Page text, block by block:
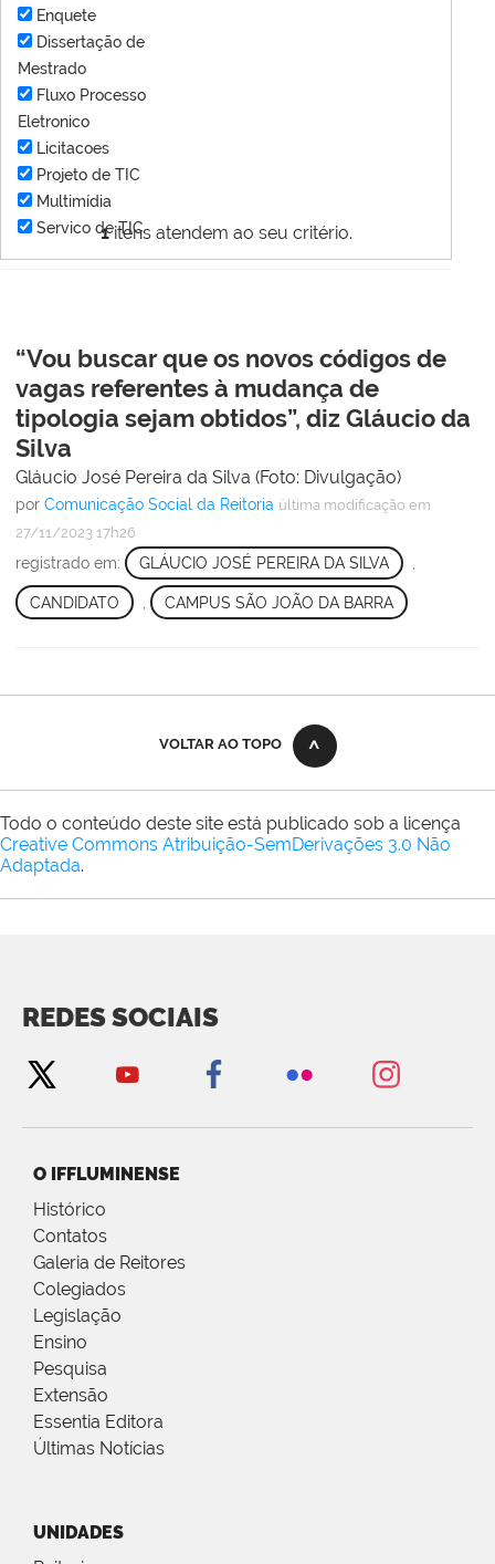
1itens atendem ao seu critério.
Enquete
Dissertação de
Mestrado
Fluxo Processo
Eletronico
Licitacoes
Projeto de TIC
Multimídia
Servico de TIC
“Vou buscar que os novos códigos de
vagas referentes à mudança de
tipologia sejam obtidos”, diz Gláucio da
Silva
Gláucio José Pereira da Silva (Foto: Divulgação)
por Comunicação Social da Reitoria última modificação em
27/11/2023 17h26
registrado em: GLÁUCIO JOSÉ PEREIRA DA SILVA
CANDIDATO CAMPUS SÃO JOÃO DA BARRA
VOLTAR AO TOPO
Todo o conteúdo deste site está publicado sob a licença
Creative Commons Atribuição-SemDerivações 3.0 Não
Adaptada.
REDES SOCIAIS
O IFFLUMINENSE
Histórico
Contatos
Galeria de Reitores
Colegiados
Legislação
Ensino
Pesquisa
Extensão
Essentia Editora
Últimas Notícias
UNIDADES